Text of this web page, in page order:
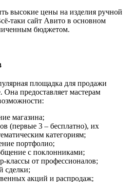
высокие цены на изделия ручной
таки сайт Авито в основном
бюджетом.
площадка для продажи
предоставляет мастерам
магазина;
(первые 3 – бесплатно), их
категориям;
портфолио;
с поклонниками;
классы от профессионалов;
сделки;
акций и распродаж;